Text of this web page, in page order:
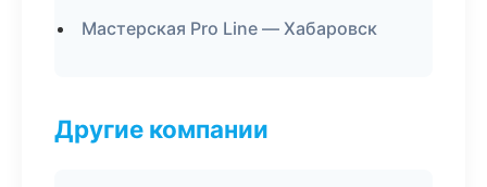
Мастерская Pro Line — Хабаровск
Другие компании